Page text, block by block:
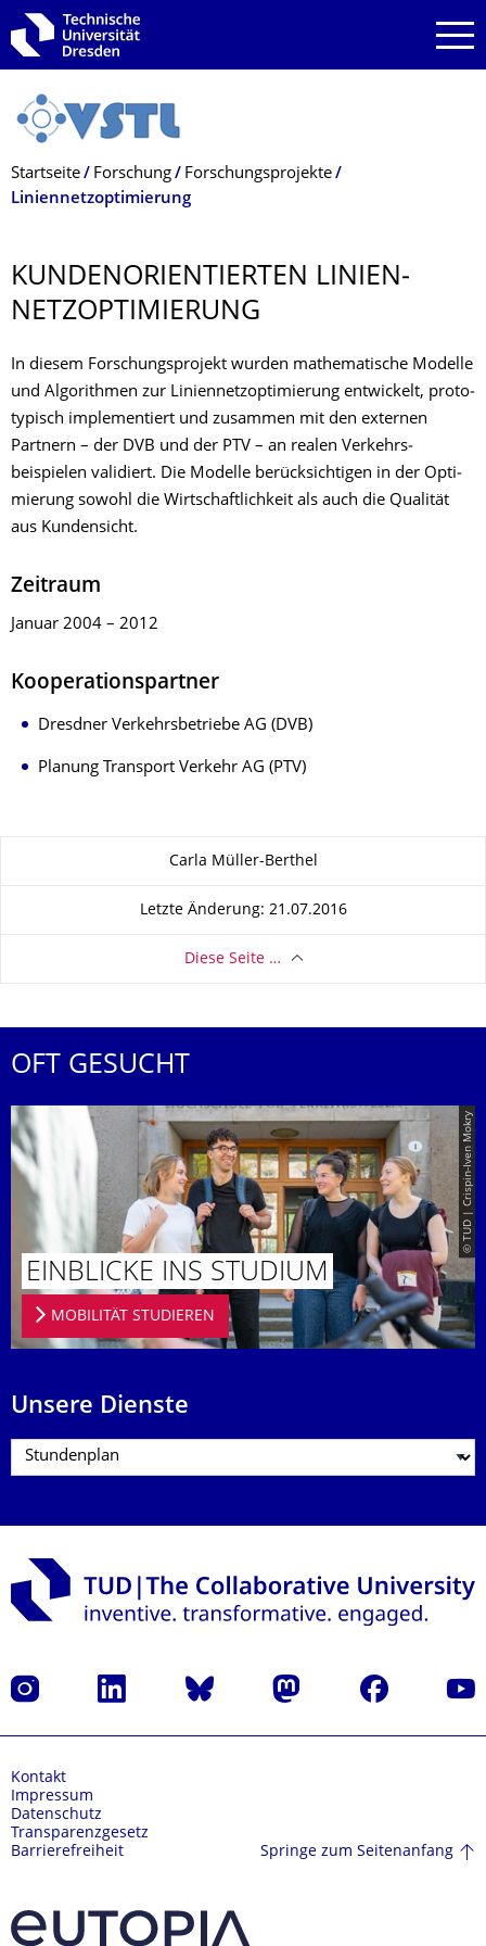
Zur Hauptnavigation springen
Zur Suche springen
Zum Inhalt springen
Breadcrumb-Menü
Startseite Forschung
Forschungsprojekte
Linien­netz­opti­mie­rung
KUNDENORIEN­TIERTEN LINIEN­
NETZ­OPTI­MIE­RUNG
In diesem Forschungs­projekt wurden mathe­matische Modelle
und Algo­rithmen zur Linien­netz­opti­mie­rung entwickelt, proto­
typisch imple­mentiert und zusammen mit den externen
Partnern – der DVB und der PTV – an realen Verkehrs­
beispielen validiert. Die Modelle berück­sichtigen in der Opti­
mierung sowohl die Wirt­schaft­lichkeit als auch die Quali­tät
aus Kundensicht.
Zeitraum
Januar 2004 – 2012
Kooperationspartner
Dresdner Verkehrsbetriebe AG (DVB)
Planung Transport Verkehr AG (PTV)
Carla Müller-Berthel
Letzte Änderung: 21.07.2016
Diese Seite …
OFT GESUCHT
© TUD | Crispin-Iven Mokry
EINBLICKE INS STUDIUM
MOBILITÄT STUDIEREN
Unsere Dienste
Instagram LinkedIn Bluesky Mastodon Facebook
Kontakt
Impressum
Datenschutz
Transparenzgesetz
Barrierefreiheit
Springe zum Seitenanfang